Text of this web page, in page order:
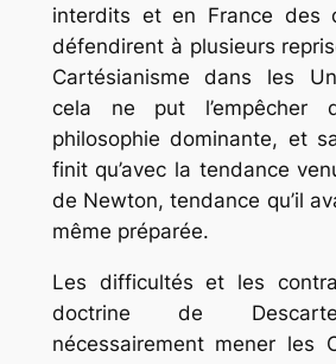
interdits et en France des
défendirent à plusieurs
Cartésianisme dans les
cela ne put l’empêcher
philosophie dominante, et
finit qu’avec la tendance
de Newton, tendance qu’il
même préparée.
Les difficultés et les
doctrine de
nécessairement mener les